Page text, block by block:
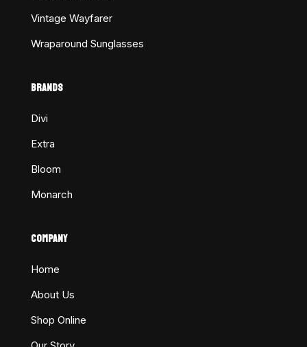
Vintage Wayfarer
Wraparound Sunglasses
BRANDS
Divi
Extra
Bloom
Monarch
COMPANY
Home
About Us
Shop Online